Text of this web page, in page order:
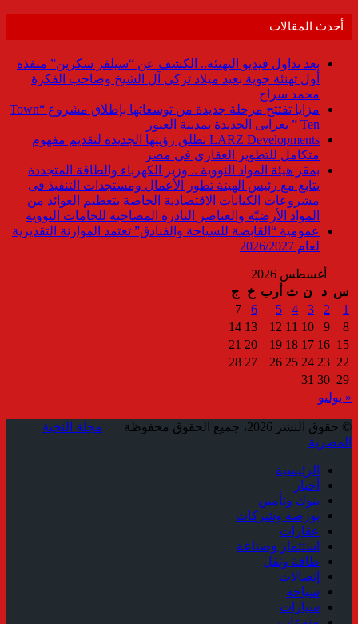
أحدث المقالات
بعد تداول فيديو التهنئة.. الكشف عن “سيلفر سكرين” منفذة
أول تهنئة جوية بعيد ميلاد تركي آل الشيخ وصاحب الفكرة
محمد سراج
مزايا تفتتح مرحلة جديدة من توسعاتها بإطلاق مشروع “Town
Ten ” بعرابى الجديدة بمدينة العبور
LARZ Developments تطلق رؤيتها الجديدة لتقديم مفهوم
متكامل للتطوير العقاري في مصر
بمقر هيئة المواد النووية .. وزير الكهرباء والطاقة المتجددة
يتابع مع رئيس الهيئة تطور الأعمال ومستجدات التنفيذ فى
مشروعات الكيانات الاقتصادية الخاصة بتعظيم العوائد من
المواد الأرضيّة والعناصر النادرة المصاحبة للخامات النووية
عمومية “القابضة للسياحة والفنادق” تعتمد الموازنة التقديرية
لعام 2026/2027
أغسطس 2026
س د ن ث أرب خ
ج
1
2
3
4
5
6
7
8
9
10
11
12
13
14
15
16
17
18
19
20
21
22
23
24
25
26
27
28
29
30
31
« يوليو
© حقوق النشر 2026، جميع الحقوق محفوظة |
مجلة النخبة
المصرية
الرئيسية
أخبار
بنوك وتأمين
بورصة وشركات
عقارات
استثمار وصناعة
طاقة ونقل
إتصالات
سياحة
سيارات